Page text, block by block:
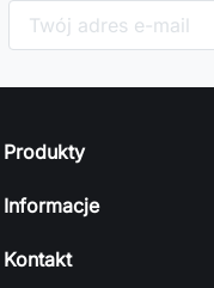
Produkty
Informacje
Kontakt